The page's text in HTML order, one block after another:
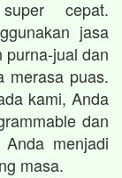
cepat.
jasa
purna-jual dan
merasa puas.
kami, Anda
dan
menjadi
masa.